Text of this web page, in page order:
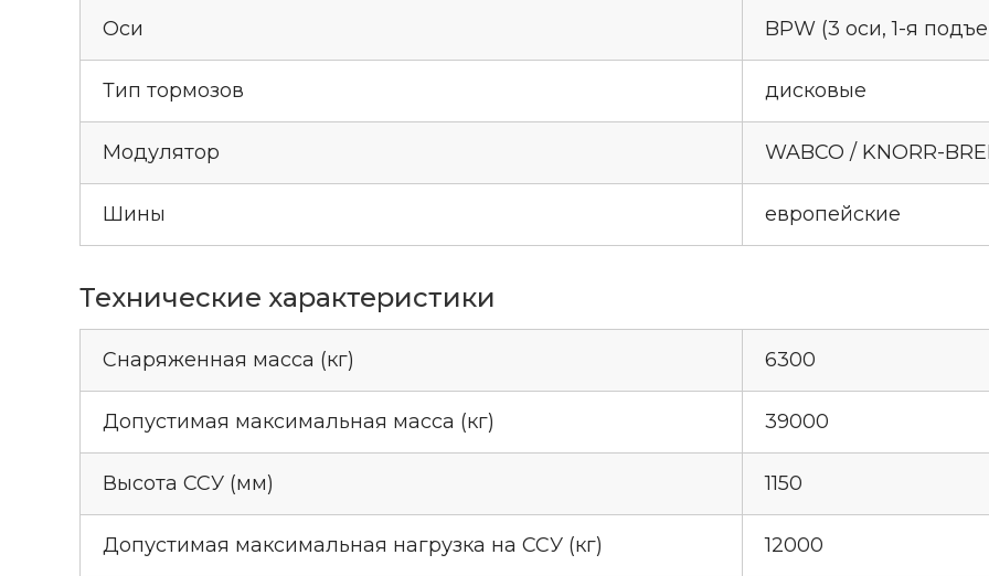
Оси BPW (3 оси, 1-я
Тип тормозов дисковые
Модулятор WABCO / KNORR-
Шины европейские
Технические характеристики
Снаряженная масса (кг) 6300
Допустимая максимальная масса (кг) 39000
Высота ССУ (мм) 1150
Допустимая максимальная нагрузка на ССУ (кг) 12000